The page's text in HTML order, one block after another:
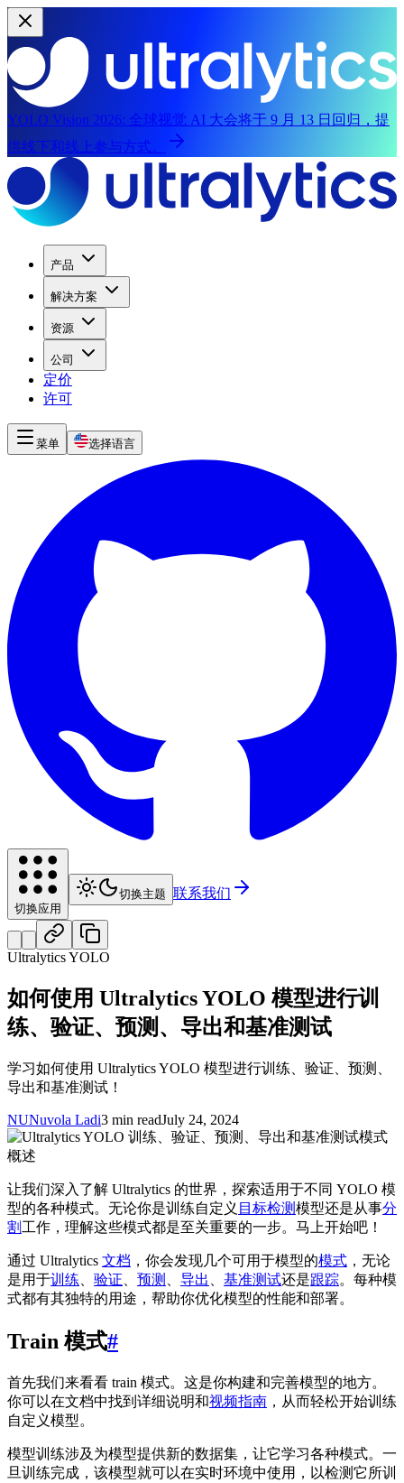
YOLO Vision 2026: 全球视觉 AI 大会将于 9 月 13 日回归，提
供线下和线上参与方式。
产品
解决方案
资源
公司
定价
许可
菜单 选择语言
切换应用
切换主题 联系我们
Ultralytics YOLO
如何使用 Ultralytics YOLO 模型进行训
练、验证、预测、导出和基准测试
学习如何使用 Ultralytics YOLO 模型进行训练、验证、预测、
导出和基准测试！
NUNuvola Ladi3 min readJuly 24, 2024
让我们深入了解 Ultralytics 的世界，探索适用于不同 YOLO 模
型的各种模式。无论你是训练自定义 目标检测模型还是从事分
割 工作，理解这些模式都是至关重要的一步。马上开始吧！
通过 Ultralytics 文档 ，你会发现几个可用于模型的模式 ，无论
是用于训练 验证 预测 导出 基准测试还是跟踪。每种模
式都有其独特的用途，帮助你优化模型的性能和部署。
Train 模式#
首先我们来看看 train 模式。这是你构建和完善模型的地方。
你可以在文档中找到详细说明和视频指南 ，从而轻松开始训练
自定义模型。
模型训练涉及为模型提供新的数据集，让它学习各种模式。一
旦训练完成，该模型就可以在实时环境中使用，以检测它所训